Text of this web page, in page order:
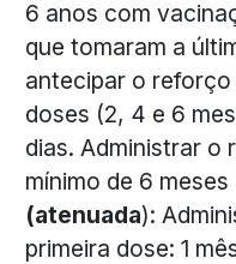
6 anos com
que tomaram a
antecipar o reforço
doses (2, 4 e 6
dias. Administrar o
mínimo de 6
(atenuada):
primeira dose: 1